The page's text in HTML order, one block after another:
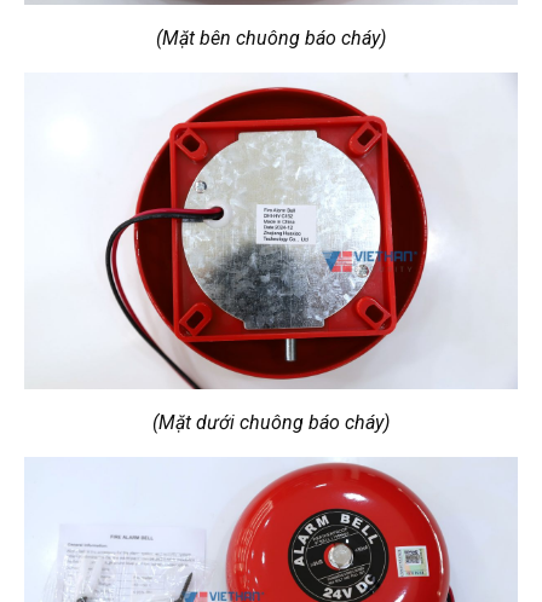
(Mặt bên chuông báo cháy)
(Mặt dưới chuông báo cháy)